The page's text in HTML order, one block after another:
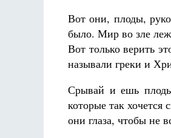
Вот они, плоды,
было. Мир во зле
Вот только верить
называли греки и
Срывай и ешь
которые так
они глаза, чтобы не